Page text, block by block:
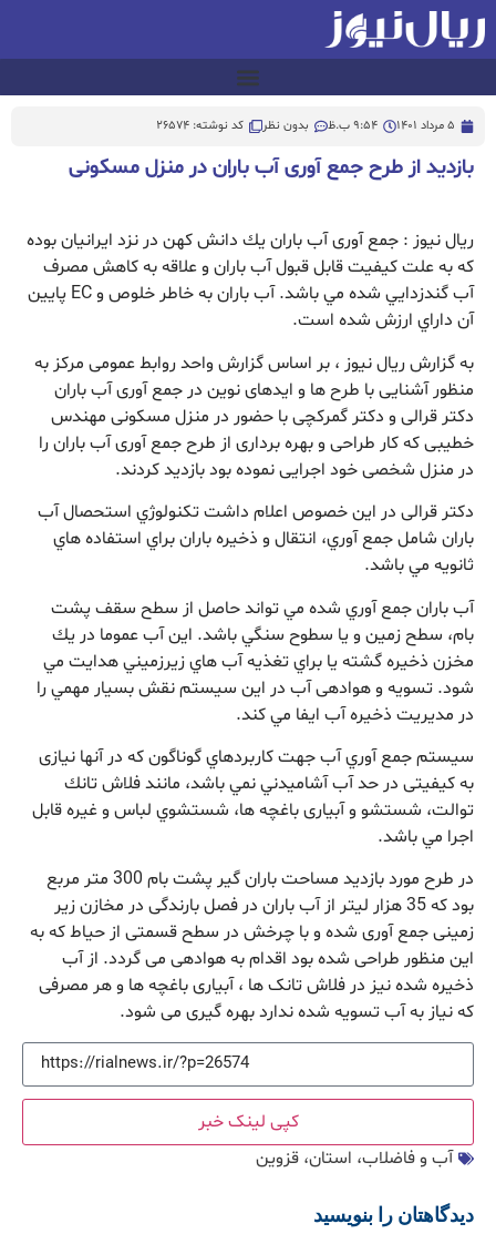
5 مرداد 1401 9:54 ب.ظ بدون نظر کد نوشته: 26574
بازدید از طرح جمع آوری آب باران در منزل مسکونی
ریال نیوز : جمع آوری آب باران يك دانش کهن در نزد ایرانیان بوده
كه به علت كيفيت قابل قبول آب باران و علاقه به كاهش مصرف
آب گندزدايي شده مي باشد. آب باران به خاطر خلوص و EC پایین
آن داراي ارزش شده است.
به گزارش ریال نیوز ، بر اساس گزارش واحد روابط عمومی مرکز به
منظور آشنایی با طرح ها و ایدهای نوین در جمع آوری آب باران
دکتر قرالی و دکتر گمرکچی با حضور در منزل مسکونی مهندس
خطیبی که کار طراحی و بهره برداری از طرح جمع آوری آب باران را
در منزل شخصی خود اجرایی نموده بود بازدید کردند.
دکتر قرالی در این خصوص اعلام داشت تكنولوژي استحصال آب
باران شامل جمع آوري، انتقال و ذخيره باران براي استفاده هاي
ثانویه مي باشد.
آب باران جمع آوري شده مي تواند حاصل از سطح سقف پشت
بام، سطح زمين و يا سطوح سنگي باشد. اين آب عموما در يك
مخزن ذخيره گشته يا براي تغذيه آب هاي زيرزميني هدايت مي
شود. تسویه و هوادهی آب در اين سيستم نقش بسيار مهمي را
در مديريت ذخیره آب ايفا مي كند.
سيستم جمع آوري آب جهت كاربردهاي گوناگون كه در آنها نيازی
به كيفيتی در حد آب آشاميدني نمي باشد، مانند فلاش تانك
توالت، شستشو و آبياری باغچه ها، شستشوي لباس و غيره قابل
اجرا مي باشد.
در طرح مورد بازدید مساحت باران گیر پشت بام 300 متر مربع
بود که 35 هزار لیتر از آب باران در فصل بارندگی در مخازن زیر
زمینی جمع آوری شده و با چرخش در سطح قسمتی از حیاط که به
این منظور طراحی شده بود اقدام به هوادهی می گردد. از آب
ذخیره شده نیز در فلاش تانک ها ، آبیاری باغچه ها و هر مصرفی
که نیاز به آب تسویه شده ندارد بهره گیری می شود.
کپی لینک خبر
آب و فاضلاب، استان، قزوین
دیدگاهتان را بنویسید